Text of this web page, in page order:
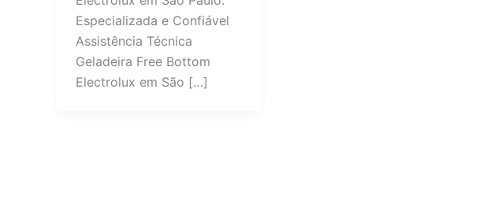
Especializada e Confiável
Assistência Técnica
Geladeira Free Bottom
Electrolux em São […]